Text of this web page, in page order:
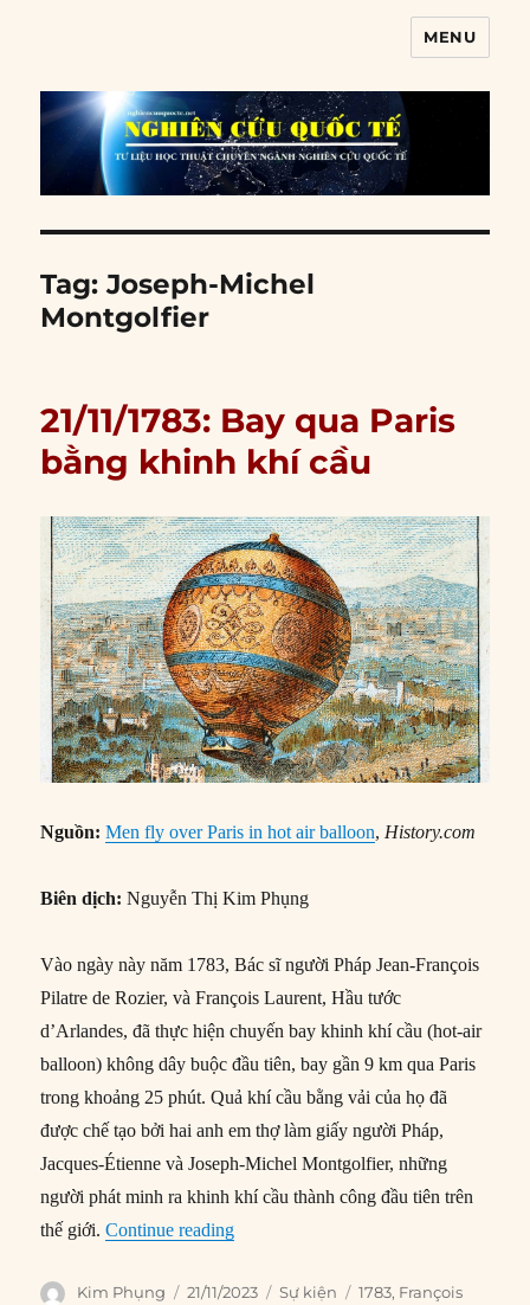
MENU
Tag:Joseph-Michel
Montgolfier
21/11/1783: Bay qua Paris
bằng khinh khí cầu
Nguồn:Men fly over Paris in hot air balloon,History.com
Biên dịch:Nguyễn Thị Kim Phụng
Vào ngày này năm 1783, Bác sĩ người Pháp Jean-François
Pilatre de Rozier, và François Laurent, Hầu tước
d’Arlandes, đã thực hiện chuyến bay khinh khí cầu (hot-air
balloon) không dây buộc đầu tiên, bay gần 9 km qua Paris
trong khoảng 25 phút. Quả khí cầu bằng vải của họ đã
được chế tạo bởi hai anh em thợ làm giấy người Pháp,
Jacques-Étienne và Joseph-Michel Montgolfier, những
người phát minh ra khinh khí cầu thành công đầu tiên trên
thế giới.Continue reading“21/11/1783: Bay qua Paris bằng
Author
Kim Phụng
Posted
21/11/2023 Categories
Sự kiện Tags
1783, François